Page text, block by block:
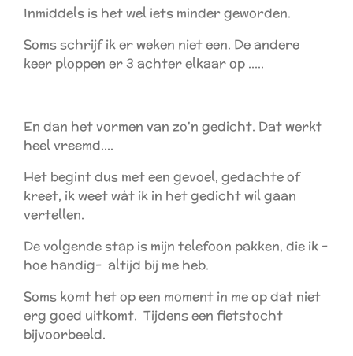
Inmiddels is het wel iets minder geworden.
Soms schrijf ik er weken niet een. De andere
keer ploppen er 3 achter elkaar op .....
En dan het vormen van zo'n gedicht. Dat werkt
heel vreemd....
Het begint dus met een gevoel, gedachte of
kreet, ik weet wát ik in het gedicht wil gaan
vertellen.
De volgende stap is mijn telefoon pakken, die ik -
hoe handig- altijd bij me heb.
Soms komt het op een moment in me op dat niet
erg goed uitkomt. Tijdens een fietstocht
bijvoorbeeld.